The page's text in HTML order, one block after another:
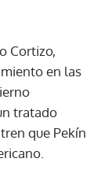
Cortizo,
en las
tratado
que Pekín